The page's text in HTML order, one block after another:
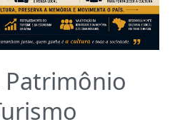
Patrimônio